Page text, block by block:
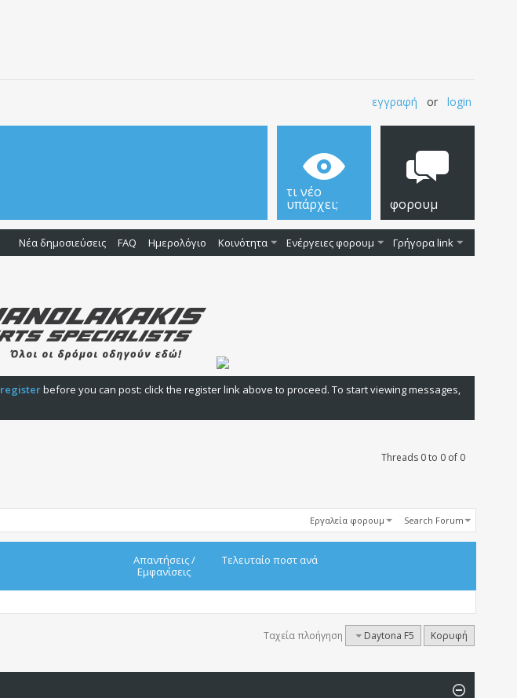
εγγραφή or login
τι νέο
υπάρχει; φορουμ
Νέα δημοσιεύσεις FAQ Ημερολόγιο Κοινότητα Ενέργειες φορουμ Γρήγορα link
registerbefore you can post: click the register link above to proceed. To start viewing messages,
Threads 0 to 0 of 0
Εργαλεία φορουμ Search Forum
Απαντήσεις/
Εμφανίσεις
Τελευταίο ποστ ανά
Ταχεία πλοήγηση Daytona F5 Κορυφή